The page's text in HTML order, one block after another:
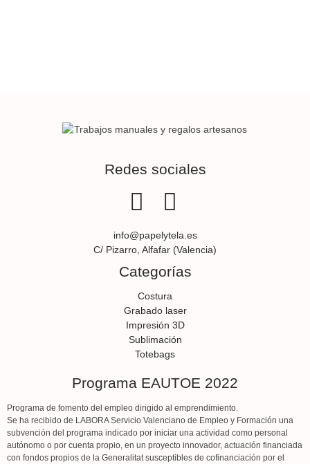
Redes sociales
info@papelytela.es
C/ Pizarro, Alfafar (Valencia)
Categorías
Costura
Grabado laser
Impresión 3D
Sublimación
Totebags
Programa EAUTOE 2022
Programa de fomento del empleo dirigido al emprendimiento.
Se ha recibido de LABORA Servicio Valenciano de Empleo y Formación una
subvención del programa indicado por iniciar una actividad como personal
autónomo o por cuenta propio, en un proyecto innovador, actuación financiada
con fondos propios de la Generalitat susceptibles de cofinanciación por el